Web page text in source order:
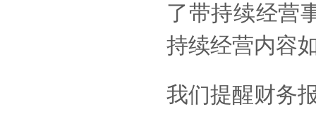
了带持续经营
持续经营内容
我们提醒财务